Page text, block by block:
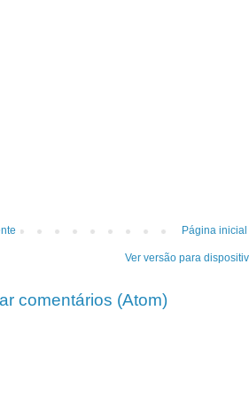
Página inicial
Ver versão para
comentários (Atom)